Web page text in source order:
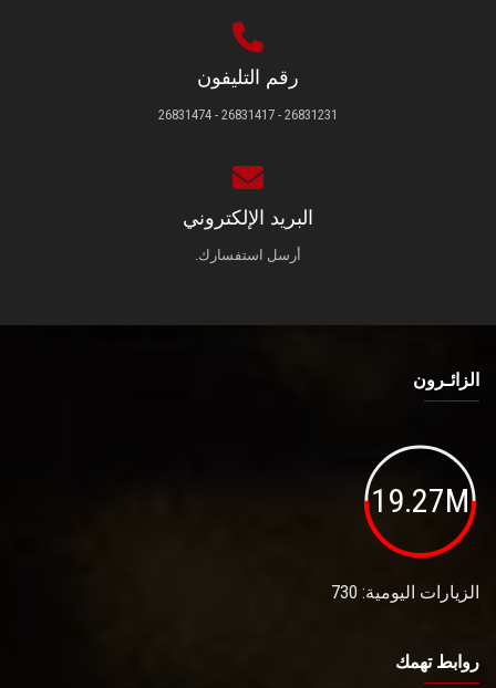
رقم التليفون
26831231 - 26831417 - 26831474
البريد الإلكتروني
أرسل استفسارك.
الزائـرون
19.27M
الزيارات اليومية: 730
روابط تهمك